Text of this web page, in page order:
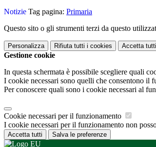
Notizie Tag pagina: Primaria
Questo sito o gli strumenti terzi da questo
Personalizza Rifiuta tutti i cookies Accetta tutti
Gestione cookie
In questa schermata è possibile scegliere quali
I cookie necessari sono quelli che consentono il
Per conoscere quali sono i cookie necessari al
Cookie necessari per il funzionamento
I cookie necessari per il funzionamento non
Accetta tutti Salva le preferenze